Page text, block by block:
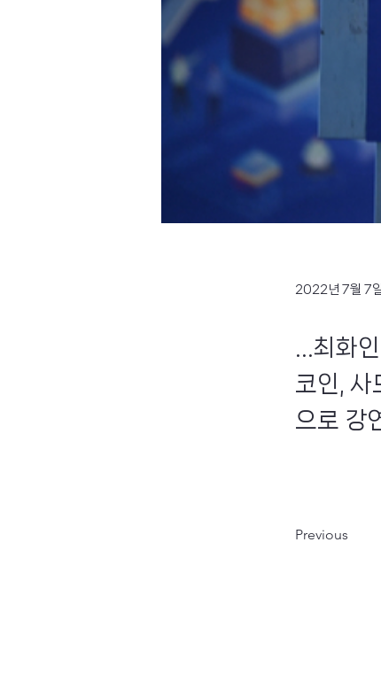
2022년 7월 7일
...최화
코인, 사
으로 강
Previous